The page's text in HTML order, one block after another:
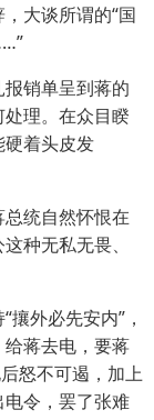
大谈所谓的“国
销单呈到蒋的
理。在众目睽
着头皮发
统自然怀恨在
种无私无畏、
外必先安内”，
蒋去电，要蒋
怒不可遏，加上
令，罢了张难